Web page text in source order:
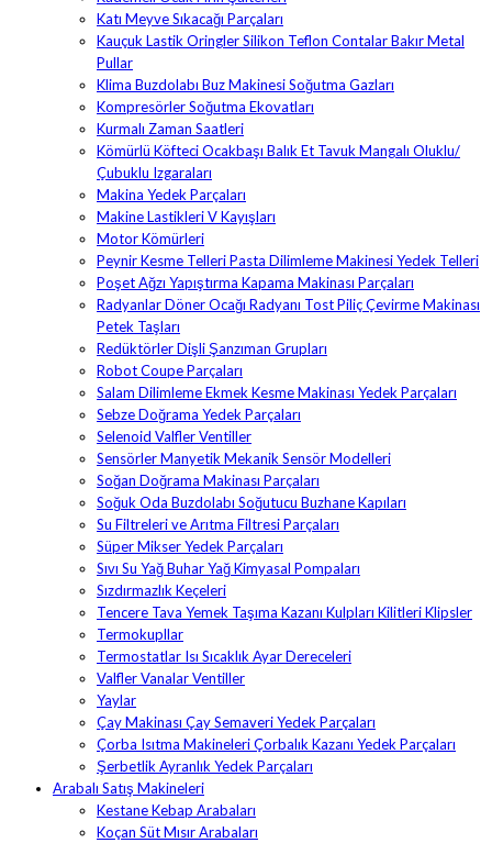
Katı Meyve Sıkacağı Parçaları
Kauçuk Lastik Oringler Silikon Teflon Contalar Bakır Metal
Pullar
Klima Buzdolabı Buz Makinesi Soğutma Gazları
Kompresörler Soğutma Ekovatları
Kurmalı Zaman Saatleri
Kömürlü Köfteci Ocakbaşı Balık Et Tavuk Mangalı Oluklu/
Çubuklu Izgaraları
Makina Yedek Parçaları
Makine Lastikleri V Kayışları
Motor Kömürleri
Peynir Kesme Telleri Pasta Dilimleme Makinesi Yedek Telleri
Poşet Ağzı Yapıştırma Kapama Makinası Parçaları
Radyanlar Döner Ocağı Radyanı Tost Piliç Çevirme Makinası
Petek Taşları
Redüktörler Dişli Şanzıman Grupları
Robot Coupe Parçaları
Salam Dilimleme Ekmek Kesme Makinası Yedek Parçaları
Sebze Doğrama Yedek Parçaları
Selenoid Valfler Ventiller
Sensörler Manyetik Mekanik Sensör Modelleri
Soğan Doğrama Makinası Parçaları
Soğuk Oda Buzdolabı Soğutucu Buzhane Kapıları
Su Filtreleri ve Arıtma Filtresi Parçaları
Süper Mikser Yedek Parçaları
Sıvı Su Yağ Buhar Yağ Kimyasal Pompaları
Sızdırmazlık Keçeleri
Tencere Tava Yemek Taşıma Kazanı Kulpları Kilitleri Klipsler
Termokupllar
Termostatlar Isı Sıcaklık Ayar Dereceleri
Valfler Vanalar Ventiller
Yaylar
Çay Makinası Çay Semaveri Yedek Parçaları
Çorba Isıtma Makineleri Çorbalık Kazanı Yedek Parçaları
Şerbetlik Ayranlık Yedek Parçaları
Arabalı Satış Makineleri
Kestane Kebap Arabaları
Koçan Süt Mısır Arabaları